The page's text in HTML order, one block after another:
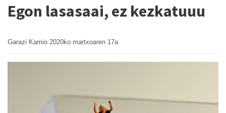
Egon lasasaai, ez kezkatuuu
Garazi Kamio 2020ko martxoaren 17a